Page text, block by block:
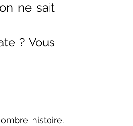
ne sait
? Vous
histoire.